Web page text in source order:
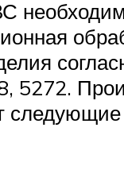
5272.
следующие